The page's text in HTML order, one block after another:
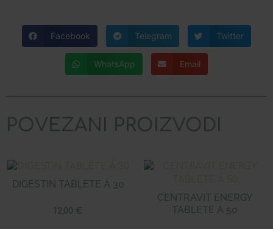
Facebook Telegram Twitter
WhatsApp Email
POVEZANI PROIZVODI
DIGESTIN TABLETE Á 30
12,00 €
CENTRAVIT ENERGY
TABLETE Á 50